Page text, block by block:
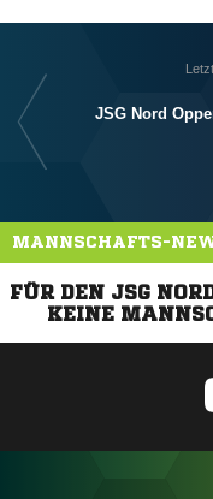
JSG Nord
MANNSCHAFTS-
FÜR DEN JSG
KEINE